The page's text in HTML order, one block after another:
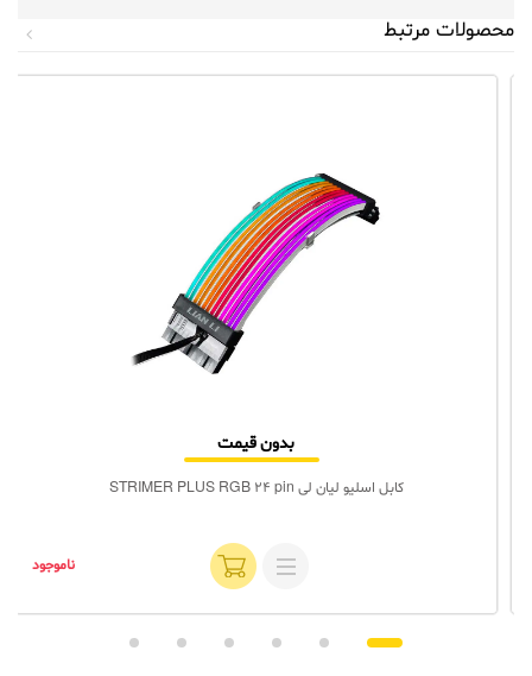
محصولات مرتبط
بدون قیمت
کابل اسلیو لیان لی STRIMER PLUS RGB 24 pin
ناموجود